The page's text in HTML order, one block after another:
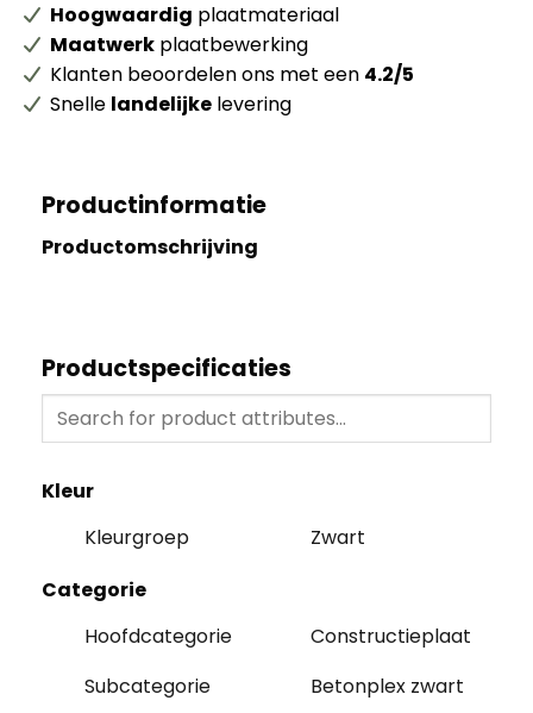
Hoogwaardig plaatmateriaal
Maatwerk plaatbewerking
Klanten beoordelen ons met een 4.2/5
Snelle landelijke levering
Productinformatie
Productomschrijving
Productspecificaties
Kleur
Kleurgroep
Zwart
Categorie
Hoofdcategorie
Constructieplaat
Subcategorie
Betonplex zwart